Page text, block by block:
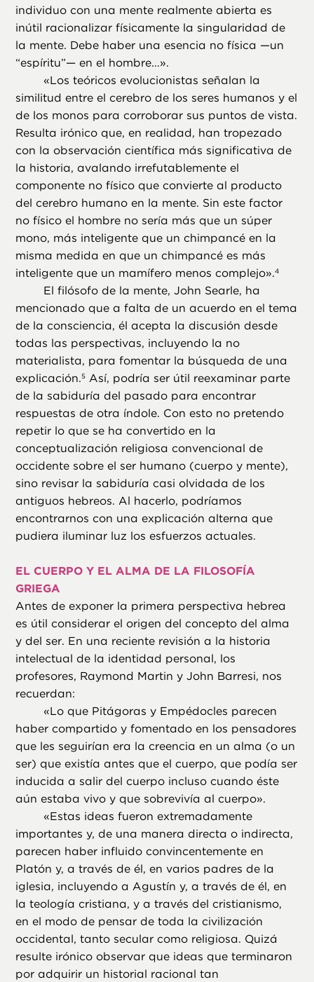
individuo con una mente realmente abierta es
inútil racionalizar físicamente la singularidad de
la mente. Debe haber una esencia no física —un
“espíritu”— en el hombre...».
«Los teóricos evolucionistas señalan la
similitud entre el cerebro de los seres humanos y el
de los monos para corroborar sus puntos de vista.
Resulta irónico que, en realidad, han tropezado
con la observación científica más significativa de
la historia, avalando irrefutablemente el
componente no físico que convierte al producto
del cerebro humano en la mente. Sin este factor
no físico el hombre no sería más que un súper
mono, más inteligente que un chimpancé en la
misma medida en que un chimpancé es más
inteligente que un mamífero menos complejo».4
El filósofo de la mente, John Searle, ha
mencionado que a falta de un acuerdo en el tema
de la consciencia, él acepta la discusión desde
todas las perspectivas, incluyendo la no
materialista, para fomentar la búsqueda de una
explicación.5 Así, podría ser útil reexaminar parte
de la sabiduría del pasado para encontrar
respuestas de otra índole. Con esto no pretendo
repetir lo que se ha convertido en la
conceptualización religiosa convencional de
occidente sobre el ser humano (cuerpo y mente),
sino revisar la sabiduría casi olvidada de los
antiguos hebreos. Al hacerlo, podríamos
encontrarnos con una explicación alterna que
pudiera iluminar luz los esfuerzos actuales.
EL CUERPO Y EL ALMA DE LA FILOSOFÍA
GRIEGA
Antes de exponer la primera perspectiva hebrea
es útil considerar el origen del concepto del alma
y del ser. En una reciente revisión a la historia
intelectual de la identidad personal, los
profesores, Raymond Martin y John Barresi, nos
recuerdan:
«Lo que Pitágoras y Empédocles parecen
haber compartido y fomentado en los pensadores
que les seguirían era la creencia en un alma (o un
ser) que existía antes que el cuerpo, que podía ser
inducida a salir del cuerpo incluso cuando éste
aún estaba vivo y que sobrevivía al cuerpo».
«Estas ideas fueron extremadamente
importantes y, de una manera directa o indirecta,
parecen haber influido convincentemente en
Platón y, a través de él, en varios padres de la
iglesia, incluyendo a Agustín y, a través de él, en
la teología cristiana, y a través del cristianismo,
en el modo de pensar de toda la civilización
occidental, tanto secular como religiosa. Quizá
resulte irónico observar que ideas que terminaron
por adquirir un historial racional tan